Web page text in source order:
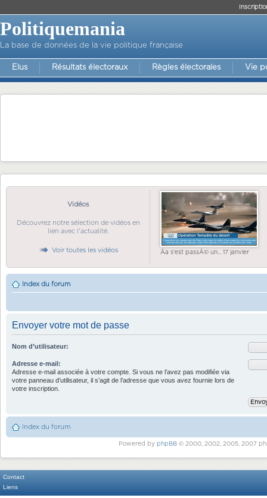
Politiquemania
La base de données de la vie politique française
Elus Résultats électoraux Règles électorales Vie
Vidéos
Découvrez notre sélection de vidéos en
lien avec l'actualité.
Voir toutes les vidéos Ãa s'est passÃ© un... 17 janvier
Index du forum
Envoyer votre mot de passe
Nom d’utilisateur:
Adresse e-mail:
Adresse e-mail associée à votre compte. Si vous ne l’avez pas modifiée via
votre panneau d’utilisateur, il s’agit de l’adresse que vous avez fournie lors de
votre inscription.
Index du forum
Powered by phpBB© 2000, 2002, 2005, 2007
Contact
Liens